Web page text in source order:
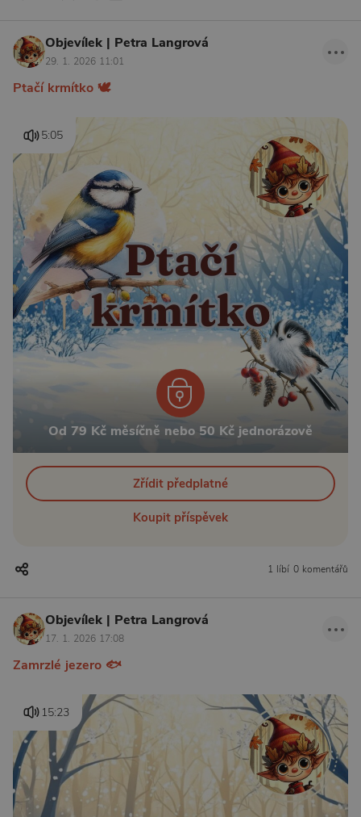
Objevílek | Petra Langrová
29. 1. 2026 11:01
Ptačí krmítko 🕊
5:05
Od 79 Kč měsíčně nebo 50 Kč jednorázově
Zřídit předplatné
Koupit příspěvek
1 líbí 0 komentářů
Objevílek | Petra Langrová
17. 1. 2026 17:08
Zamrzlé jezero 🐟
15:23